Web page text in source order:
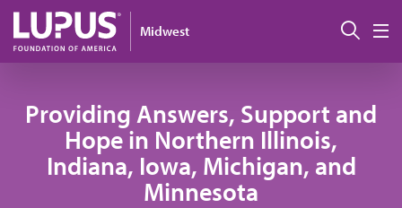
Pasar al contenido principal
Midwest
Providing Answers, Support and
Hope in Northern Illinois,
Indiana, Iowa, Michigan, and
Minnesota